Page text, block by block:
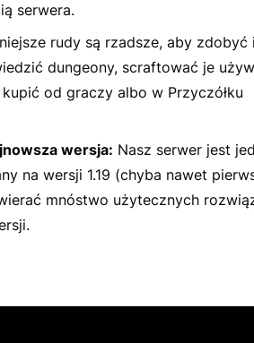
serwera.
rudy są rzadsze, aby zdobyć
dungeony, scraftować je
od graczy albo w Przyczółku
wersja: Nasz serwer jest
na wersji 1.19 (chyba nawet
mnóstwo użytecznych